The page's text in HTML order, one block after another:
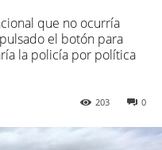
que no ocurría
el botón para
la policía por política
0
203